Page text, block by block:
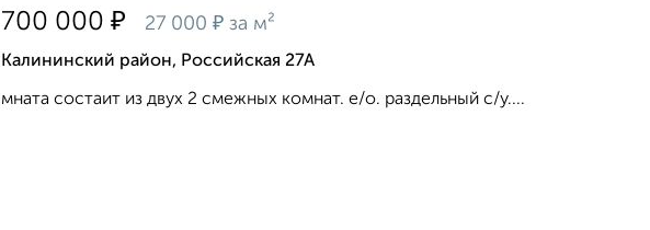
700 000 ₽ 27 000 ₽ за м²
Калининский район, Российская 27А
мната состаит из двух 2 смежных комнат. е/о. раздельный с/у....